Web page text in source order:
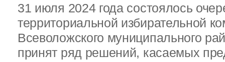
31 июля 2024 года состоялось
территориальной избирательной
Всеволожского муниципального
принят ряд решений, касаемых